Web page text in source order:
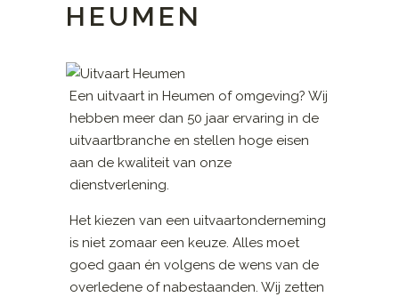
HEUMEN
Een uitvaart in Heumen of omgeving? Wij
hebben meer dan 50 jaar ervaring in de
uitvaartbranche en stellen hoge eisen
aan de kwaliteit van onze
dienstverlening.
Het kiezen van een uitvaartonderneming
is niet zomaar een keuze. Alles moet
goed gaan én volgens de wens van de
overledene of nabestaanden. Wij zetten